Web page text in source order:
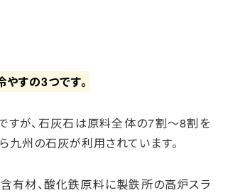
すの3つです。
すが、石灰石は原料全体の7割～8割を
九州の石灰が利用されています。
有材、酸化鉄原料に製鉄所の高炉スラ